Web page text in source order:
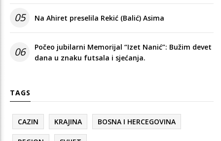
05 Na Ahiret preselila Rekić (Balić) Asima
06
Počeo jubilarni Memorijal “Izet Nanić”: Bužim devet
dana u znaku futsala i sjećanja.
TAGS
CAZIN KRAJINA BOSNA I HERCEGOVINA